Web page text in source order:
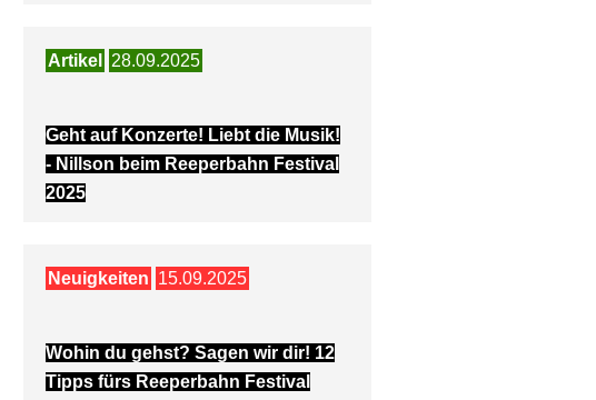
Artikel 28.09.2025
Geht auf Konzerte! Liebt die Musik!
- Nillson beim Reeperbahn Festival
2025
Neuigkeiten 15.09.2025
Wohin du gehst? Sagen wir dir! 12
Tipps fürs Reeperbahn Festival